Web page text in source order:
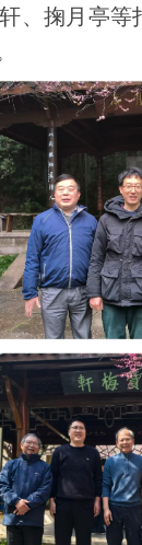
、掬月亭